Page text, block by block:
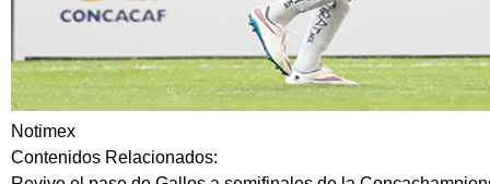
Notimex
Contenidos Relacionados: